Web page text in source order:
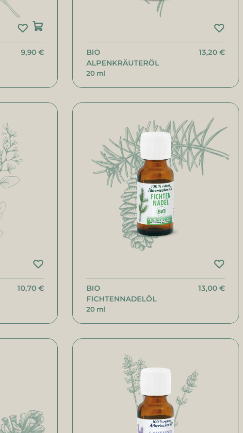
9,90 €
BIO
ALPENKRÄUTERÖL
20 ml
13,20 €
10,70 €
BIO
FICHTENNADELÖL
20 ml
13,00 €